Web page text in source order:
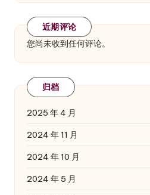
近期评论
您尚未收到任何评论。
归档
2025 年 4 月
2024 年 11 月
2024 年 10 月
2024 年 5 月